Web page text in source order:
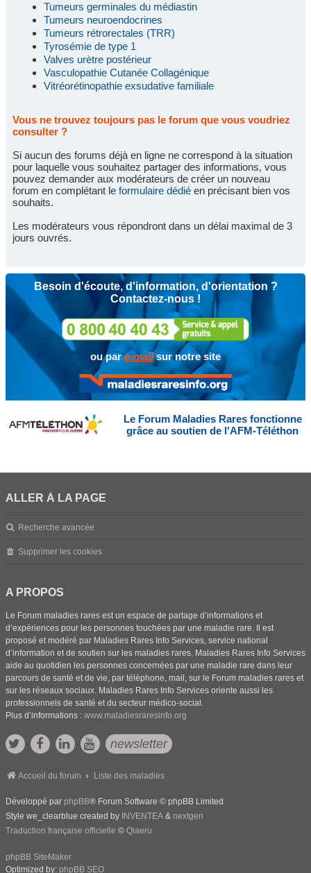
Tumeurs germinales du médiastin
Tumeurs neuroendocrines
Tumeurs rétrorectales (TRR)
Tyrosémie de type 1
Valves urètre postérieur
Vasculopathie Cutanée Collagénique
Vitréorétinopathie exsudative familiale
Vous ne trouvez toujours pas le forum que vous voudriez
consulter ?
Si aucun des forums déjà en ligne ne correspond à la situation
pour laquelle vous souhaitez partager des informations, vous
pouvez demander aux modérateurs de créer un nouveau
forum en complétant le formulaire dédié en précisant bien vos
souhaits.
Les modérateurs vous répondront dans un délai maximal de 3
jours ouvrés.
Besoin d'écoute, d'information, d'orientation ?
Contactez-nous !
ou pare-mailsur notre site
Le Forum Maladies Rares fonctionne
grâce au soutien de l'AFM-Téléthon
ALLER À LA PAGE
Recherche avancée
Supprimer les cookies
A PROPOS
Le Forum maladies rares est un espace de partage d’informations et
d’expériences pour les personnes touchées par une maladie rare. Il est
proposé et modéré par Maladies Rares Info Services, service national
d’information et de soutien sur les maladies rares. Maladies Rares Info Services
aide au quotidien les personnes concernées par une maladie rare dans leur
parcours de santé et de vie, par téléphone, mail, sur le Forum maladies rares et
sur les réseaux sociaux. Maladies Rares Info Services oriente aussi les
professionnels de santé et du secteur médico-social.
Plus d’informations : www.maladiesraresinfo.org
newsletter
Accueil du forum Liste des maladies
Développé par phpBB® Forum Software © phpBB Limited
Style we_clearblue created by INVENTEA & nextgen
Traduction française officielle © Qiaeru
phpBB SiteMaker
Optimized by: phpBB SEO